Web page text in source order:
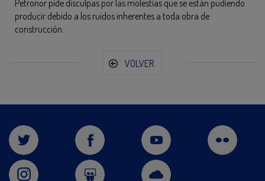
Petronor pide disculpas por las molestias que se están pudiendo
producir debido a los ruidos inherentes a toda obra de
construcción.
VOLVER